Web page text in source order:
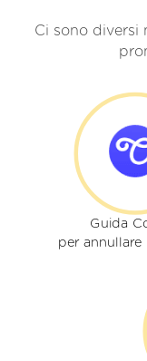
Ci sono diversi
Guida
per annullare